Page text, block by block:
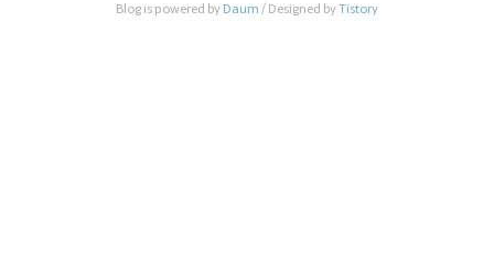
Blog is powered by Daum / Designed byTistory